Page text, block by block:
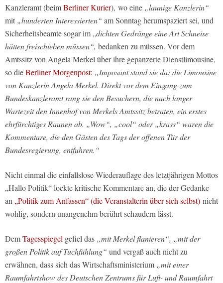
Kanzleramt (beimBerliner Kurier), wo eine „launige Kanzlerin“
mit „hunderten Interessierten“ am Sonntag herumspaziert sei, und
Sicherheitsbeamte sogar im „dichten Gedränge eine Art Schneise
hätten freischieben müssen“, bedanken zu müssen. Vor dem
Amtssitz von Angela Merkel über ihre gepanzerte Dienstlimousine,
so dieBerliner Morgenpost: „Imposant stand sie da: die Limousine
von Kanzlerin Angela Merkel. Direkt vor dem Eingang zum
Bundeskanzleramt rang sie den Besuchern, die nach langer
Wartezeit den Innenhof von Merkels Amtssitz betraten, ein erstes
ehrfürchtiges Raunen ab. „Wow“, „cool“ oder „krass“ waren die
Kommentare, die den Gästen des Tags der offenen Tür der
Bundesregierung, entfuhren.“
Nicht einmal die einfallslose Wiederauflage des letztjährigen Mottos
„Hallo Politik“ lockte kritische Kommentare an, die der Gedanke
an „Politik zum Anfassen“ (die Veranstalterin über sich selbst) nicht
wohlig, sondern unangenehm berührt schaudern lässt.
DemTagesspiegel gefiel das „mit Merkel flanieren“, „mit der
großen Politik auf Tuchfühlung“ und vergaß auch nicht zu
erwähnen, dass sich das Wirtschaftsministerium „mit einer
Raumfahrtshow des Deutschen Zentrums für Luft- und Raumfahrt